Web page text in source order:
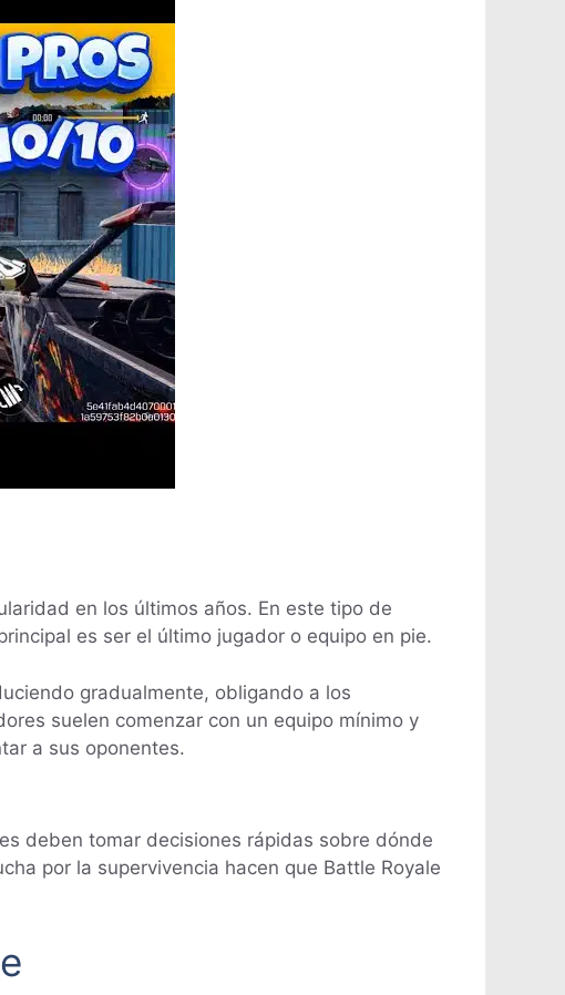
en los últimos años. En este tipo de
es ser el último jugador o equipo en pie.
gradualmente, obligando a los
suelen comenzar con un equipo mínimo y
a sus oponentes.
deben tomar decisiones rápidas sobre dónde
por la supervivencia hacen que Battle Royale